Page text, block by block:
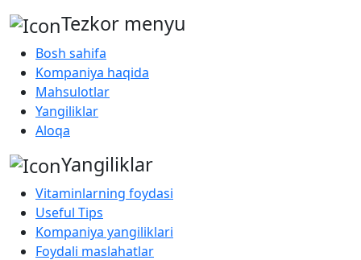
Tezkor menyu
Bosh sahifa
Kompaniya haqida
Mahsulotlar
Yangiliklar
Aloqa
Yangiliklar
Vitaminlarning foydasi
Useful Tips
Kompaniya yangiliklari
Foydali maslahatlar